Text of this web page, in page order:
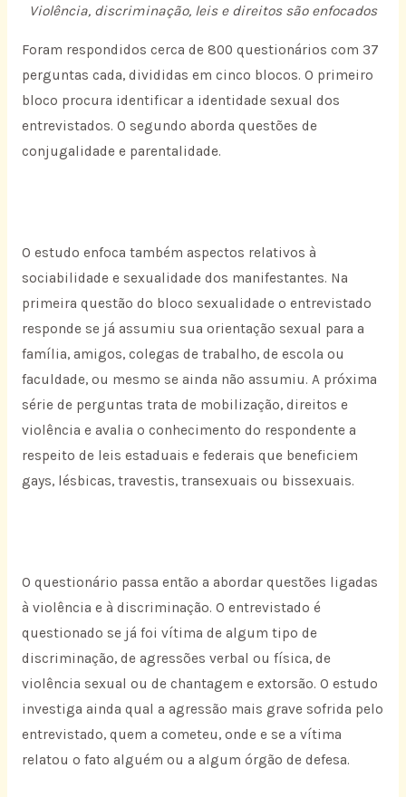
Violência, discriminação, leis e direitos são enfocados
Foram respondidos cerca de 800 questionários com 37
perguntas cada, divididas em cinco blocos. O primeiro
bloco procura identificar a identidade sexual dos
entrevistados. O segundo aborda questões de
conjugalidade e parentalidade.
O estudo enfoca também aspectos relativos à
sociabilidade e sexualidade dos manifestantes. Na
primeira questão do bloco sexualidade o entrevistado
responde se já assumiu sua orientação sexual para a
família, amigos, colegas de trabalho, de escola ou
faculdade, ou mesmo se ainda não assumiu. A próxima
série de perguntas trata de mobilização, direitos e
violência e avalia o conhecimento do respondente a
respeito de leis estaduais e federais que beneficiem
gays, lésbicas, travestis, transexuais ou bissexuais.
O questionário passa então a abordar questões ligadas
à violência e à discriminação. O entrevistado é
questionado se já foi vítima de algum tipo de
discriminação, de agressões verbal ou física, de
violência sexual ou de chantagem e extorsão. O estudo
investiga ainda qual a agressão mais grave sofrida pelo
entrevistado, quem a cometeu, onde e se a vítima
relatou o fato alguém ou a algum órgão de defesa.